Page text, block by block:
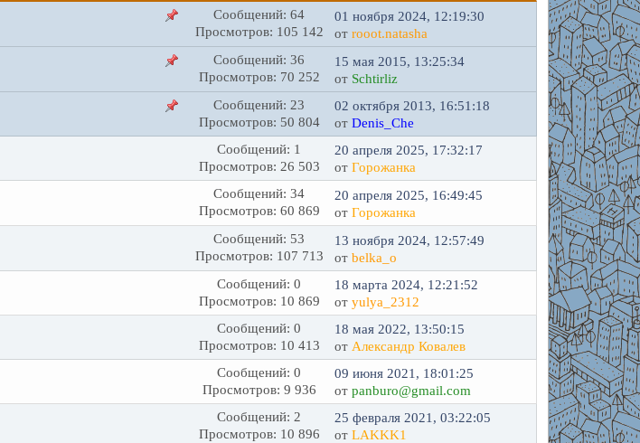
Сообщений: 64
Просмотров: 105 142
01 ноября 2024, 12:19:30
отrooot.natasha
Сообщений: 36
Просмотров: 70 252
15 мая 2015, 13:25:34
от Schtirliz
Сообщений: 23
Просмотров: 50 804
02 октября 2013, 16:51:18
отDenis_Che
Сообщений: 1
Просмотров: 26 503
20 апреля 2025, 17:32:17
отГорожанка
Сообщений: 34
Просмотров: 60 869
20 апреля 2025, 16:49:45
отГорожанка
Сообщений: 53
Просмотров: 107 713
13 ноября 2024, 12:57:49
отbelka_o
Сообщений: 0
Просмотров: 10 869
18 марта 2024, 12:21:52
отyulya_2312
Сообщений: 0
Просмотров: 10 413
18 мая 2022, 13:50:15
от Александр Ковалев
Сообщений: 0
Просмотров: 9 936
09 июня 2021, 18:01:25
отpanburo@gmail.com
Сообщений: 2
Просмотров: 10 896
25 февраля 2021, 03:22:05
отLAKKK1